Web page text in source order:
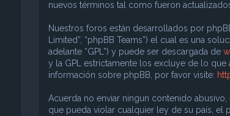
nuevos términos tal como fueron
Nuestros foros están desarrollados por
Limited”, “phpBB Teams”) el cual es una
adelante “GPL”) y puede ser descargada de
y la GPL estrictamente los excluye de lo
información sobre phpBB, por favor visite:
Acuerda no enviar ningun contenido
que pueda violar cualquier ley de su país, el